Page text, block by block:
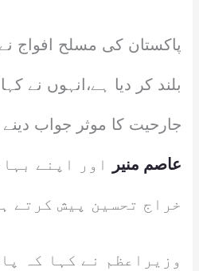
پاکستان کی مسلح افواج
بلند کر دیا ہے،انہوں نے
جارحیت کا موثر جواب دینے
عاصم منیر اور اپنے
خراج تحسین پیش کرتے
وزیراعظم نے کہا کہ